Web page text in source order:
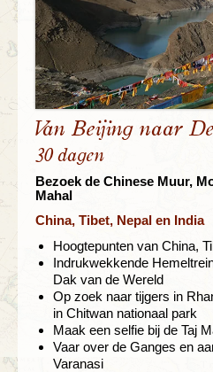
Van Beijing naar
30 dagen
Bezoek de Chinese Muur,
Mahal
China, Tibet, Nepal en India
Hoogtepunten van China,
Indrukwekkende
Dak van de Wereld
Op zoek naar tijgers in
in Chitwan nationaal park
Maak een selfie bij de Taj
Vaar over de Ganges en
Varanasi